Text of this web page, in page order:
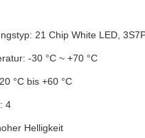
21 Chip White LED,
-30 °C ~ +70 °C
°C bis +60 °C
4
Helligkeit